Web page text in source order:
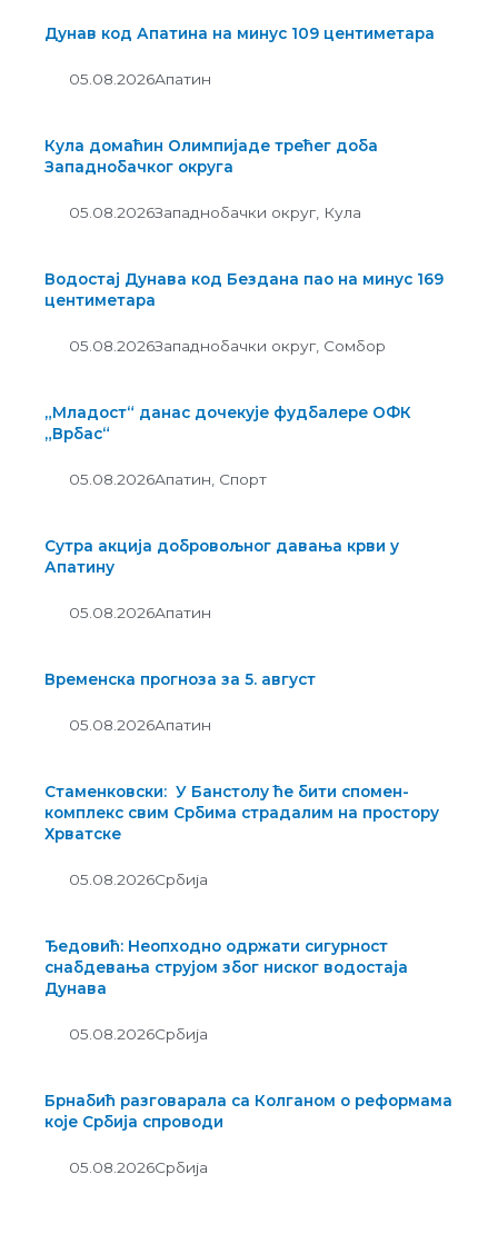
Дунав код Апатина на минус 109 центиметара
05.08.2026Апатин
Кула домаћин Олимпијаде трећег доба
Западнобачког округа
05.08.2026Западнобачки округ, Кула
Водостај Дунава код Бездана пао на минус 169
центиметара
05.08.2026Западнобачки округ, Сомбор
„Младост“ данас дочекује фудбалере ОФК
„Врбас“
05.08.2026Апатин, Спорт
Сутра акција добровољног давања крви у
Апатину
05.08.2026Апатин
Временска прогноза за 5. август
05.08.2026Апатин
Стаменковски: У Банстолу ће бити спомен-
комплекс свим Србима страдалим на простору
Хрватске
05.08.2026Србија
Ђедовић: Неопходно одржати сигурност
снабдевања струјом због ниског водостаја
Дунава
05.08.2026Србија
Брнабић разговарала са Колганом о реформама
које Србија спроводи
05.08.2026Србија